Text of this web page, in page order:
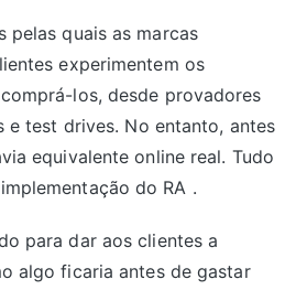
pelas quais as marcas
experimentem os
los, desde provadores
e test drives. No entanto, antes
equivalente online real. Tudo
do RA .
para dar aos clientes a
algo ficaria antes de gastar